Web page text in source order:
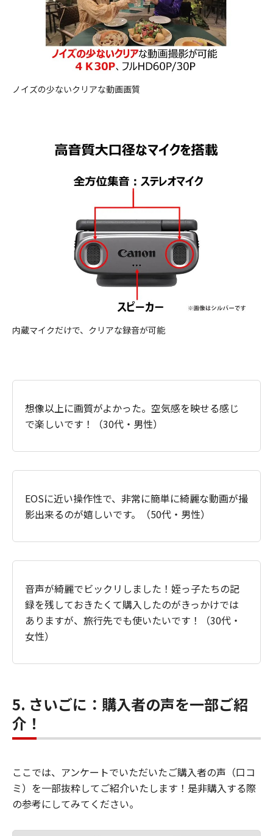
ノイズの少ないクリアな動画画質
内蔵マイクだけで、クリアな録音が可能
想像以上に画質がよかった。空気感を映せる感じ
で楽しいです！（30代・男性）
EOSに近い操作性で、非常に簡単に綺麗な動画が撮
影出来るのが嬉しいです。（50代・男性）
音声が綺麗でビックリしました！姪っ子たちの記
録を残しておきたくて購入したのがきっかけでは
ありますが、旅行先でも使いたいです！（30代・
女性）
5. さいごに：購入者の声を一部ご紹
介！
ここでは、アンケートでいただいたご購入者の声（口コ
ミ）を一部抜粋してご紹介いたします！是非購入する際
の参考にしてみてください。